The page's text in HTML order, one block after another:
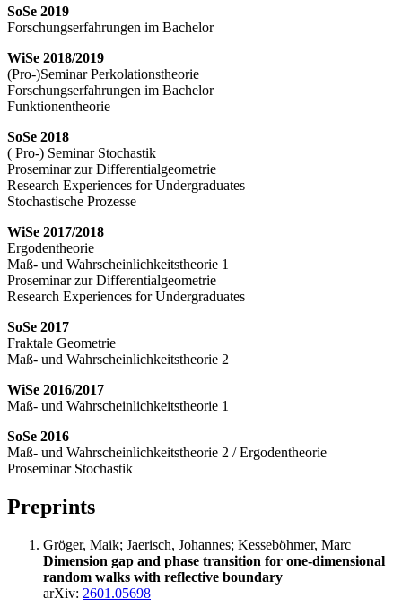
SoSe 2019
Forschungserfahrungen im Bachelor
WiSe 2018/2019
(Pro-)Seminar Perkolationstheorie
Forschungserfahrungen im Bachelor
Funktionentheorie
SoSe 2018
( Pro-) Seminar Stochastik
Proseminar zur Differentialgeometrie
Research Experiences for Undergraduates
Stochastische Prozesse
WiSe 2017/2018
Ergodentheorie
Maß- und Wahrscheinlichkeitstheorie 1
Proseminar zur Differentialgeometrie
Research Experiences for Undergraduates
SoSe 2017
Fraktale Geometrie
Maß- und Wahrscheinlichkeitstheorie 2
WiSe 2016/2017
Maß- und Wahrscheinlichkeitstheorie 1
SoSe 2016
Maß- und Wahrscheinlichkeitstheorie 2 / Ergodentheorie
Proseminar Stochastik
Preprints
Gröger, Maik; Jaerisch, Johannes; Kesseböhmer, Marc
Dimension gap and phase transition for one-dimensional
random walks with reflective boundary
arXiv: 2601.05698